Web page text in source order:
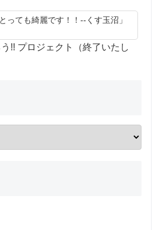
っても綺麗です！！--くす玉沼」
!! プロジェクト（終了いたし